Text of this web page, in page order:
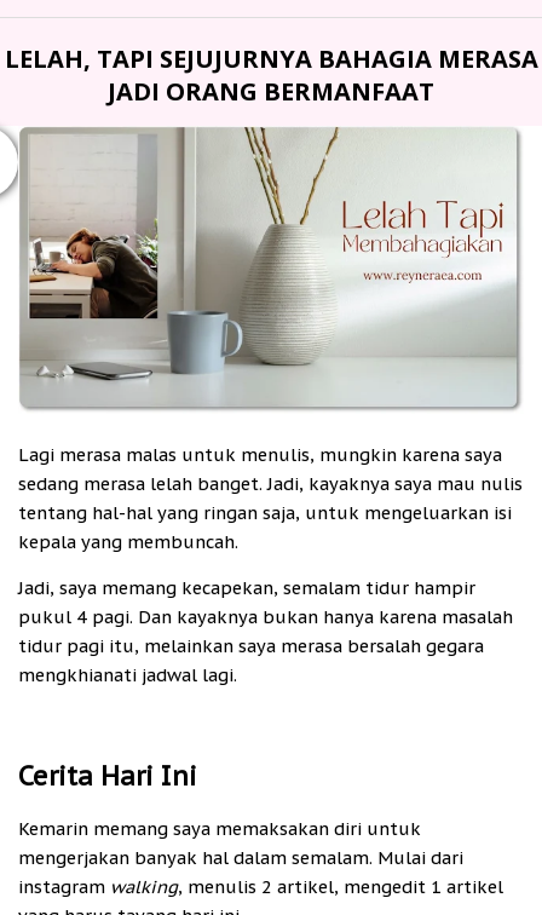
LELAH, TAPI SEJUJURNYA BAHAGIA MERASA
JADI ORANG BERMANFAAT
Lagi merasa malas untuk menulis, mungkin karena saya
sedang merasa lelah banget. Jadi, kayaknya saya mau nulis
tentang hal-hal yang ringan saja, untuk mengeluarkan isi
kepala yang membuncah.
Jadi, saya memang kecapekan, semalam tidur hampir
pukul 4 pagi. Dan kayaknya bukan hanya karena masalah
tidur pagi itu, melainkan saya merasa bersalah gegara
mengkhianati jadwal lagi.
Cerita Hari Ini
Kemarin memang saya memaksakan diri untuk
mengerjakan banyak hal dalam semalam. Mulai dari
instagram walking, menulis 2 artikel, mengedit 1 artikel